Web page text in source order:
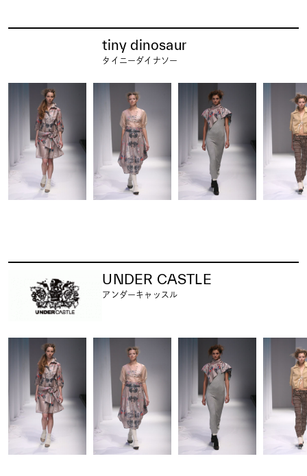
tiny dinosaur
タイニーダイナソー
UNDER CASTLE
アンダーキャッスル